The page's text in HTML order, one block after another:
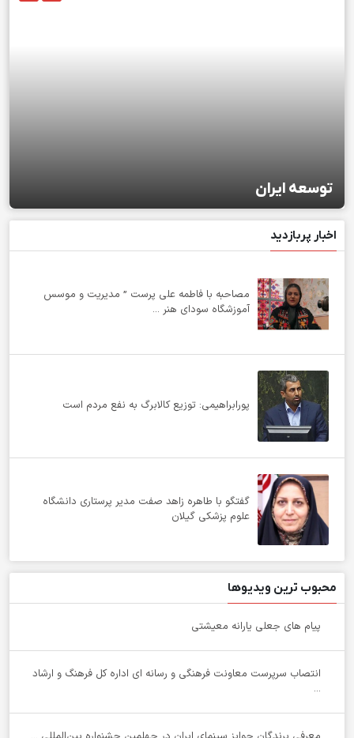
توسعه ایران
اخبار پربازدید
مصاحبه با فاطمه علی پرست ” مدیریت و موسس
آموزشگاه سودای هنر ...
پورابراهیمی: توزیع کالابرگ به نفع مردم است
گفتگو با طاهره زاهد صفت مدیر پرستاری دانشگاه
علوم پزشکی گیلان
محبوب ترین ویدیوها
پیام های جعلی یارانه معیشتی
انتصاب سرپرست معاونت فرهنگی و رسانه ای اداره کل فرهنگ و ارشاد
...